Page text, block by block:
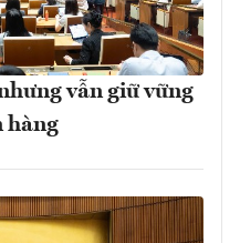
vẫn giữ vững
hàng